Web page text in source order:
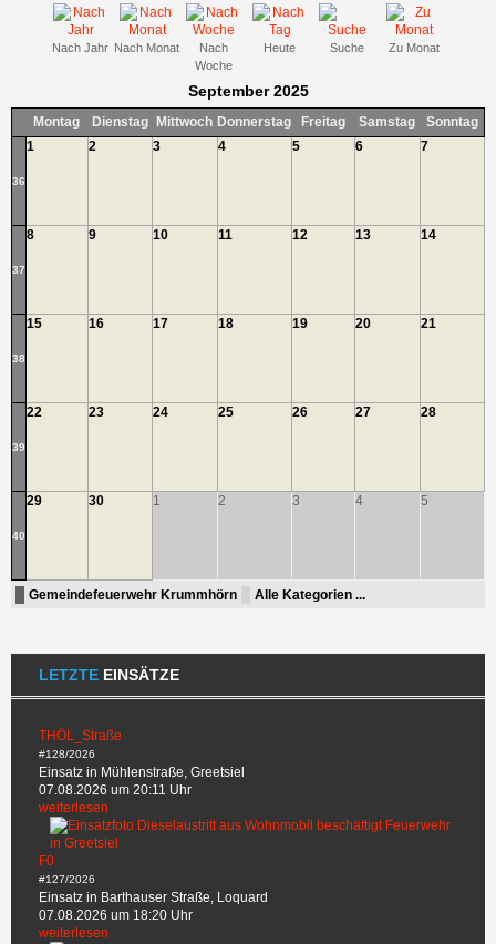
Nach Jahr Nach Monat
Nach
Woche
Heute Suche Zu Monat
September 2025
Montag Dienstag Mittwoch Donnerstag Freitag Samstag Sonntag
36
1 2 3 4 5 6 7
37
8 9 10 11 12 13 14
38
15 16 17 18 19 20 21
39
22 23 24 25 26 27 28
40
29 30 1 2 3 4 5
Gemeindefeuerwehr Krummhörn Alle Kategorien ...
LETZTE EINSÄTZE
THÖL_Straße
#128/2026
Einsatz in Mühlenstraße, Greetsiel
07.08.2026 um 20:11 Uhr
weiterlesen
F0
#127/2026
Einsatz in Barthauser Straße, Loquard
07.08.2026 um 18:20 Uhr
weiterlesen